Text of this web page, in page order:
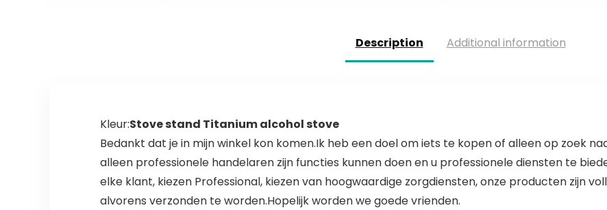
rs met 3/8 inch…
Description Additional information
Kleur:Stove stand Titanium alcohol stove
Bedankt dat je in mijn winkel kon komen.Ik heb een doel om iets te kopen of alleen op zoek
alleen professionele handelaren zijn functies kunnen doen en u professionele diensten te
elke klant, kiezen Professional, kiezen van hoogwaardige zorgdiensten, onze producten zijn
alvorens verzonden te worden.Hopelijk worden we goede vrienden.